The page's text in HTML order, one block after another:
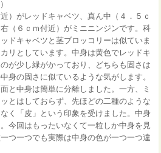
）がレッドキャベツ、真ん中（４．５ｃ
（６ｃｍ付近）がミニニンジンです。科
ドキャベツと茎ブロッコリーは似ていま
リとしています。中身は黄色でレッドキ
が少し緑がかっており、どちらも固さは
身の固さに似ているような気がします。
と中身は簡単に分離しました。一方、ミ
とはしておらず、先ほどの二種のような
く「皮」という印象を受けました。中身
今回はもったいなくて一粒しか中身を見
つ一つでも実際は中身の色が一つ一つ違